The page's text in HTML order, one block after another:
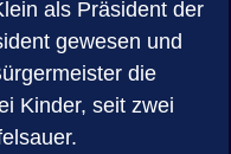
als Präsident der
gewesen und
die
Kinder, seit zwei